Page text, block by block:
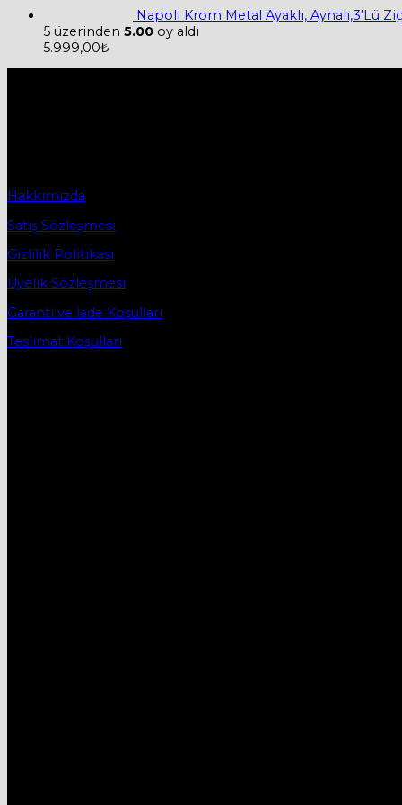
Napoli Krom Metal Ayaklı, Aynalı,3'Lü
5 üzerinden 5.00 oy aldı
5.999,00₺
Hakkımızda
Satış Sözleşmesi
Gizlilik Politikası
Üyelik Sözleşmesi
Garanti ve İade Koşulları
Teslimat Koşulları